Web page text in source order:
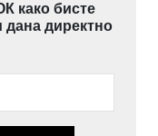
како бисте
дана директно